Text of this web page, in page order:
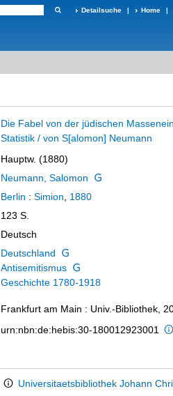
Detailsuche | Home |
Die Fabel von der jüdischen
Statistik / von S[alomon] Neumann
Hauptw. (1880)
Neumann, Salomon
Berlin : Simion
1880
123 S.
Deutsch
Deutschland
Antisemitismus
Geschichte 1780-1918
Frankfurt am Main : Univ.-Bibliothek,
urn:nbn:de:hebis:30-180012923001
Universitaetsbibliothek Johann